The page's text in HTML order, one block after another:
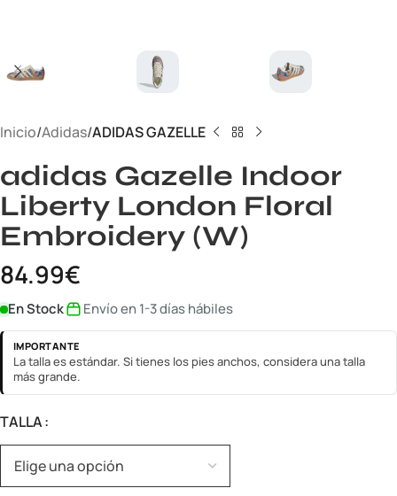
Inicio Adidas ADIDAS GAZELLE
adidas Gazelle Indoor
Liberty London Floral
Embroidery (W)
84.99€
En Stock Envío en 1-3 días hábiles
IMPORTANTE
La talla es estándar. Si tienes los pies anchos, considera una talla
más grande.
TALLA